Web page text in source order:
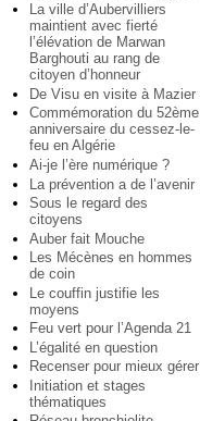
La ville d’Aubervilliers
maintient avec fierté
l’élévation de Marwan
Barghouti au rang de
citoyen d’honneur
De Visu en visite à Mazier
Commémoration du 52ème
anniversaire du cessez-le-
feu en Algérie
Ai-je l’ère numérique ?
La prévention a de l’avenir
Sous le regard des
citoyens
Auber fait Mouche
Les Mécènes en hommes
de coin
Le couffin justifie les
moyens
Feu vert pour l’Agenda 21
L’égalité en question
Recenser pour mieux gérer
Initiation et stages
thématiques